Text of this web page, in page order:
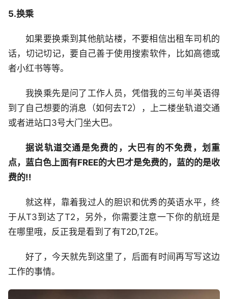
5.换乘
如果要换乘到其他航站楼，不要相信出租车司机的
话，切记切记，要自己善于使用搜索软件，比如高德或
者小红书等等。
我换乘先是问了工作人员，凭借我的三句半英语得
到了自己想要的消息（如何去T2），上二楼坐轨道交通
或者进站口3号大门坐大巴。
据说轨道交通是免费的，大巴有的不免费，划重
点，蓝白色上面有FREE的大巴才是免费的，蓝的的是收
费的!!
就这样，靠着我过人的胆识和优秀的英语水平，终
于从T3到达了T2，另外，你需要注意一下你的航班是
在哪里哦，反正我是看到了有T2D,T2E。
好了，今天就先到这里了，后面有时间再写写这边
工作的事情。